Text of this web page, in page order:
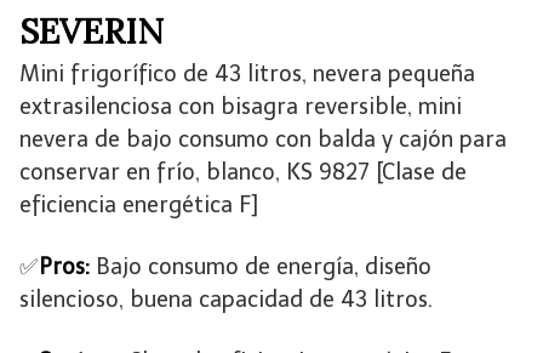
SEVERIN
Mini frigorífico de 43 litros, nevera pequeña
extrasilenciosa con bisagra reversible, mini
nevera de bajo consumo con balda y cajón para
conservar en frío, blanco, KS 9827 [Clase de
eficiencia energética F]
✅ Pros: Bajo consumo de energía, diseño
silencioso, buena capacidad de 43 litros.